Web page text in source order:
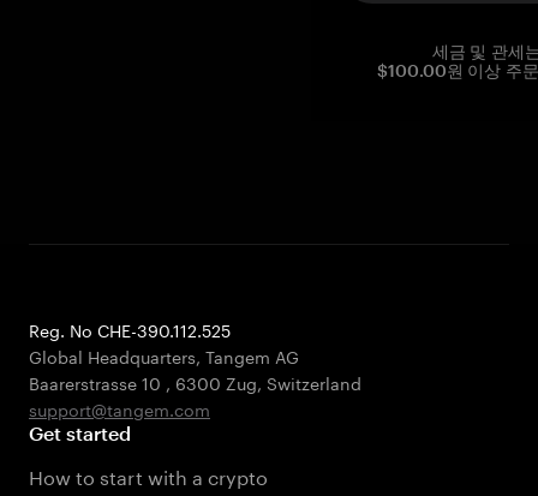
세금 및 관세
$100.00원 이상 주
Reg. No CHE-390.112.525
Global Headquarters, Tangem AG
Baarerstrasse 10 , 6300 Zug, Switzerland
support@tangem.com
Get started
How to start with a crypto